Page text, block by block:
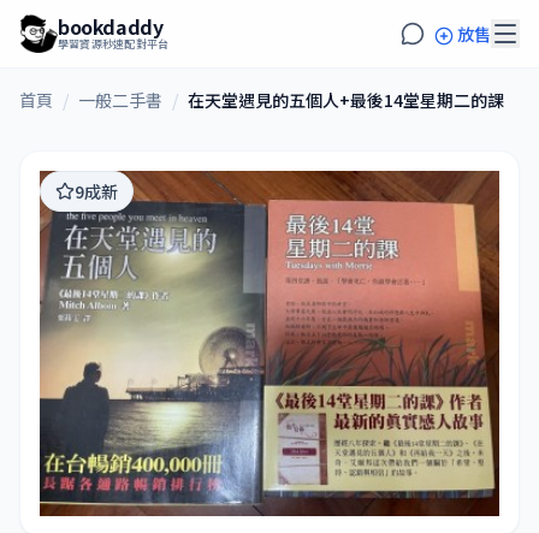
bookdaddy
學習資源秒速配對平台 放售
首頁 / 一般二手書 / 在天堂遇見的五個人+最後14堂星期二的課
9成新